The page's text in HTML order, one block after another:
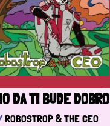
DA TI BUDE DOBRO
ROBOSTROP & THE CEO